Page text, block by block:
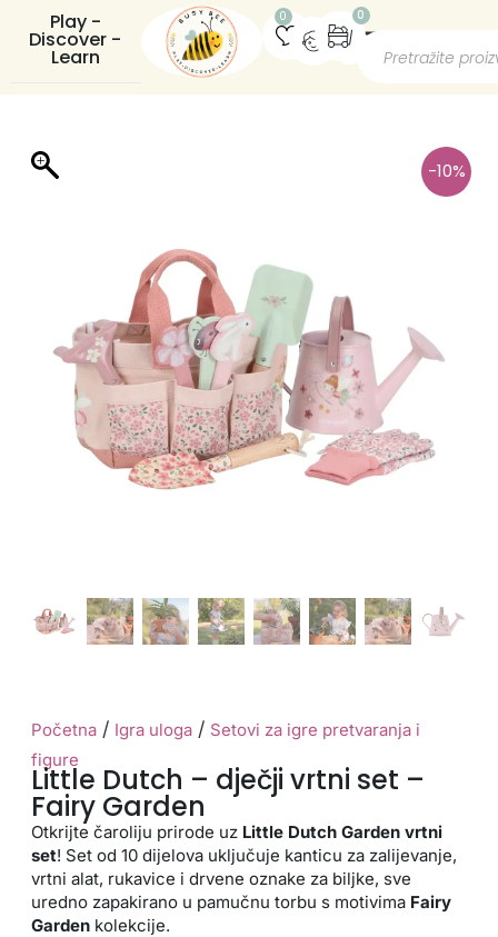
Play -
Discover -
Learn
0 0
-10%
Početna/ Igra uloga/ Setovi za igre pretvaranja i
figure
Little Dutch – dječji vrtni set –
Fairy Garden
Otkrijte čaroliju prirode uz Little Dutch Garden vrtni
set! Set od 10 dijelova uključuje kanticu za zalijevanje,
vrtni alat, rukavice i drvene oznake za biljke, sve
uredno zapakirano u pamučnu torbu s motivima Fairy
Garden kolekcije.